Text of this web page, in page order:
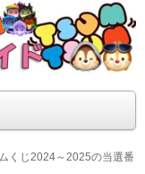
・裏ワザ徹底
ム攻略サイト！新ツ
めるサイトを目指し
くじ2024～2025の当選番